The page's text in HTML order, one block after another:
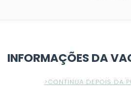
INFORMAÇÕES DA
>CONTINUA DEPOIS DA